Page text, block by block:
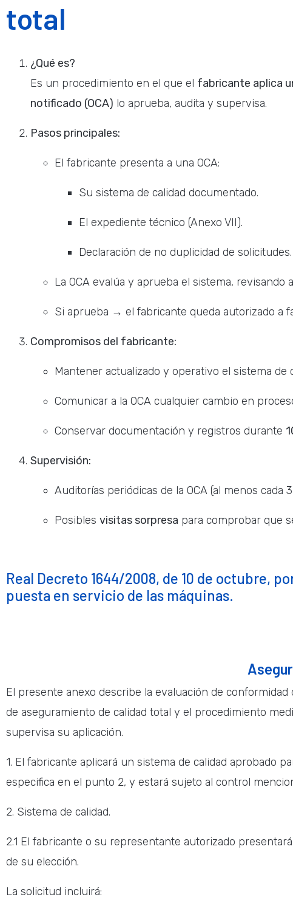
total
¿Qué es?
Es un procedimiento en el que el fabricante aplica
notificado (OCA) lo aprueba, audita y supervisa.
Pasos principales:
El fabricante presenta a una OCA:
Su sistema de calidad documentado.
El expediente técnico (Anexo VII).
Declaración de no duplicidad de solicitudes.
La OCA evalúa y aprueba el sistema,
Si aprueba → el fabricante queda autorizado a
Compromisos del fabricante:
Mantener actualizado y operativo el sistema de
Comunicar a la OCA cualquier cambio en
Conservar documentación y registros durante
Supervisión:
Auditorías periódicas de la OCA (al menos cada
Posibles visitas sorpresa para comprobar que
Real Decreto 1644/2008, de 10 de octubre,
puesta en servicio de las máquinas.
El presente anexo describe la evaluación de
de aseguramiento de calidad total y el procedimiento
supervisa su aplicación.
1. El fabricante aplicará un sistema de calidad aprobado
especifica en el punto 2, y estará sujeto al control
2. Sistema de calidad.
2.1 El fabricante o su representante autorizado
de su elección.
La solicitud incluirá: